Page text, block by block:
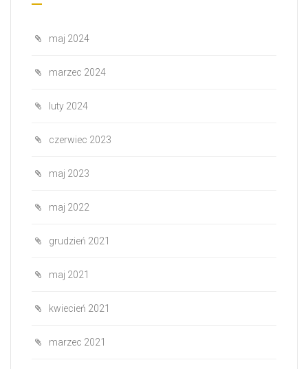
maj 2024
marzec 2024
luty 2024
czerwiec 2023
maj 2023
maj 2022
grudzień 2021
maj 2021
kwiecień 2021
marzec 2021